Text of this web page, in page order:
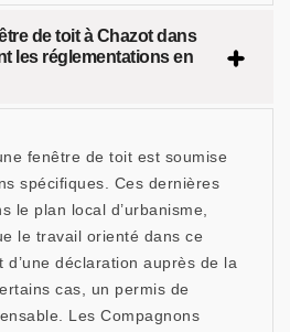
de toit à Chazot dans
les réglementations en
fenêtre de toit est soumise
spécifiques. Ces dernières
le plan local d’urbanisme,
le travail orienté dans ce
d’une déclaration auprès de la
cas, un permis de
Les Compagnons